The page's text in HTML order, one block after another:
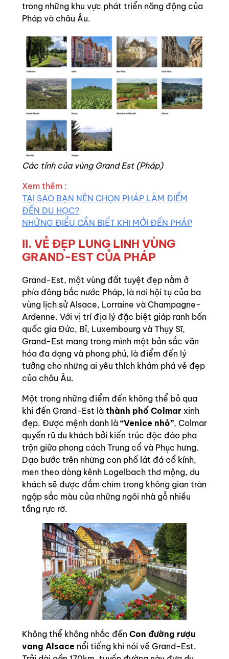
trong những khu vực phát triển năng động của
Pháp và châu Âu.
Các tỉnh của vùng Grand Est (Pháp)
Xem thêm :
TẠI SAO BẠN NÊN CHỌN PHÁP LÀM ĐIỂM
ĐẾN DU HỌC?
NHỮNG ĐIỀU CẦN BIẾT KHI MỚI ĐẾN PHÁP
II. VẺ ĐẸP LUNG LINH VÙNG
GRAND-EST CỦA PHÁP
Grand-Est, một vùng đất tuyệt đẹp nằm ở
phía đông bắc nước Pháp, là nơi hội tụ của ba
vùng lịch sử Alsace, Lorraine và Champagne-
Ardenne. Với vị trí địa lý đặc biệt giáp ranh bốn
quốc gia Đức, Bỉ, Luxembourg và Thụy Sĩ,
Grand-Est mang trong mình một bản sắc văn
hóa đa dạng và phong phú, là điểm đến lý
tưởng cho những ai yêu thích khám phá vẻ đẹp
của châu Âu.
Một trong những điểm đến không thể bỏ qua
khi đến Grand-Est là thành phố Colmar xinh
đẹp. Được mệnh danh là “Venice nhỏ”, Colmar
quyến rũ du khách bởi kiến trúc độc đáo pha
trộn giữa phong cách Trung cổ và Phục hưng.
Dạo bước trên những con phố lát đá cổ kính,
men theo dòng kênh Logelbach thơ mộng, du
khách sẽ được đắm chìm trong không gian tràn
ngập sắc màu của những ngôi nhà gỗ nhiều
tầng rực rỡ.
Không thể không nhắc đến Con đường rượu
vang Alsace nổi tiếng khi nói về Grand-Est.